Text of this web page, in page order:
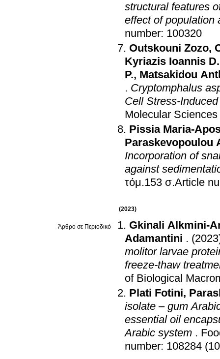
structural features
effect of population
number: 100320
Outskouni Zozo,
Kyriazis Ioannis D.
P., Matsakidou
. Cryptomphalus
Cell Stress-
Molecular Sciences
Pissia Maria-
Paraskevopoulou
Incorporation of
against
τόμ.153
(2023)
Άρθρο σε Περιοδικό
Gkinali Alkmini-
Adamantini .
molitor larvae
freeze-thaw
of Biological
Plati Fotini,
isolate – gum
essential oil
Arabic system .
number: 108284